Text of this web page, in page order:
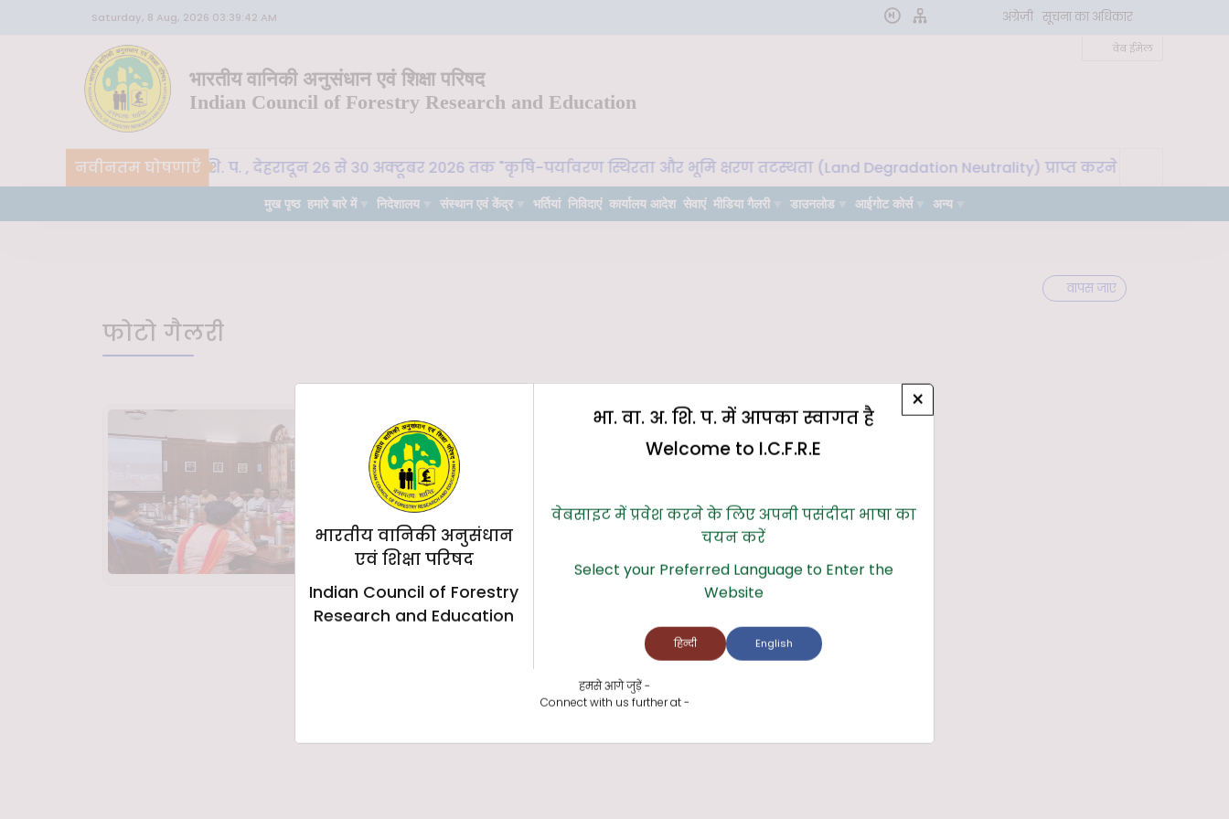
Saturday, 8 Aug, 2026 03:39:42 AM अंग्रेज़ी सूचना का अधिकार
भारतीय वानिकी अनुसंधान एवं शिक्षा परिषद
Indian Council of Forestry Research and Education
वेब ईमेल
नवीनतम घोषणाएँ
CoE-SLM, भा. वा. अ. शि. प. , देहरादून 26 से 30 अक्टूबर 2026 तक "कृषि-पर्यावरण स्थिरता और भूमि क्षरण तटस्थता (Land Degradation Neutrality) प्राप्त करने के लिए मृदा
मुख पृष्ठ हमारे बारे में निदेशालय संस्थान एवं केंद्र भर्तियां निविदाएं कार्यालय आदेश सेवाएं मीडिया गैलरी डाउनलोड आईगोट कोर्स अन्य
वापस जाएं
फोटो गैलरी
×
भारतीय वानिकी अनुसंधान
एवं शिक्षा परिषद
Indian Council of Forestry
Research and Education
भा. वा. अ. शि. प. में आपका स्वागत है
Welcome to I.C.F.R.E
वेबसाइट में प्रवेश करने के लिए अपनी पसंदीदा भाषा का
चयन करें
Select your Preferred Language to Enter the
Website
हिन्दी English
हमसे आगे जुड़ें -
Connect with us further at -